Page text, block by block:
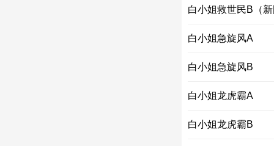
白小姐救世民B（新
白小姐急旋风A
白小姐急旋风B
白小姐龙虎霸A
白小姐龙虎霸B